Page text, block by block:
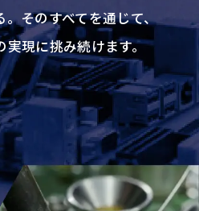
そのすべてを通じて、
実現に挑み続けます。